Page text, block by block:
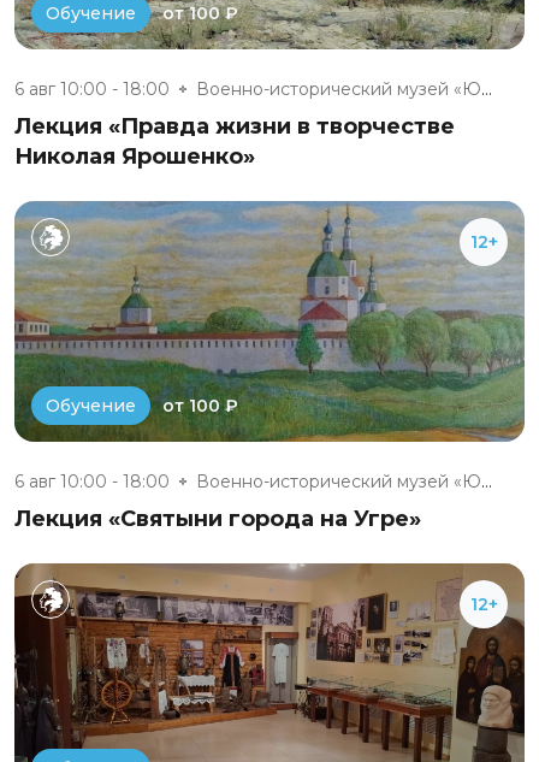
Обучение от 100 ₽
6 авг 10:00 - 18:00 Военно-исторический музей «Юхн...
Лекция «Правда жизни в творчестве
Николая Ярошенко»
12+
Обучение от 100 ₽
6 авг 10:00 - 18:00 Военно-исторический музей «Юхн...
Лекция «Святыни города на Угре»
12+